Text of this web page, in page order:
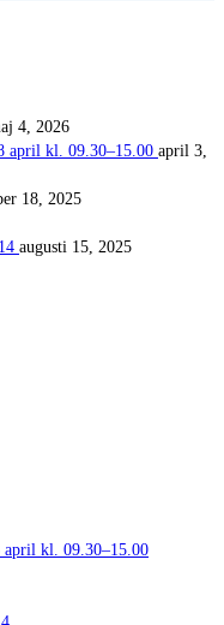
4, 2026
april kl. 09.30–15.00 april 3,
18, 2025
augusti 15, 2025
april kl. 09.30–15.00